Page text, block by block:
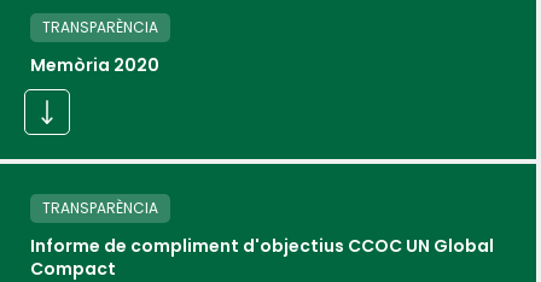
TRANSPARÈNCIA
Memòria 2020
TRANSPARÈNCIA
Informe de compliment d'objectius CCOC UN Global
Compact